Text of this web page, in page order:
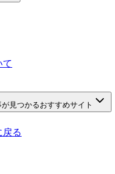
て
見つかるおすすめサイト
戻る